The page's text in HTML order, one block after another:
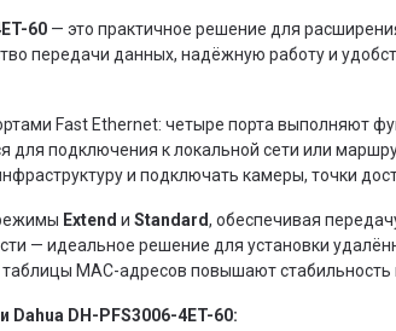
60 — это практичное решение для
передачи данных, надёжную работу и
Fast Ethernet: четыре порта выполняют
для подключения к локальной сети или
и подключать камеры, точки
Extend и Standard, обеспечивая
— идеальное решение для установки
MAC-адресов повышают стабильность
Dahua DH-PFS3006-4ET-60: